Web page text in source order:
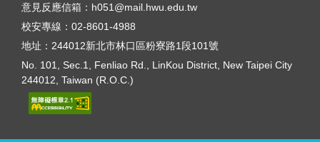
意見反應信箱： h051@mail.hwu.edu.tw
校安專線： 02-8601-4988
地址： 244012新北市林口區粉寮路1段101號
No. 101, Sec.1, Fenliao Rd., LinKou District, New Taipei City
244012, Taiwan (R.O.C.)